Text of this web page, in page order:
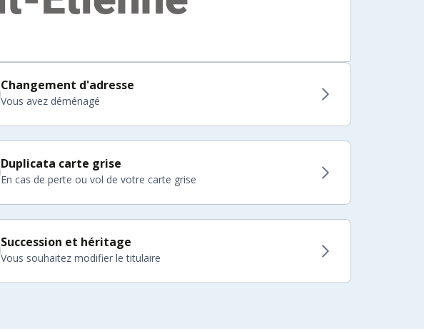
Changement d'adresse
Vous avez déménagé
Duplicata carte grise
En cas de perte ou vol de votre carte grise
Succession et héritage
Vous souhaitez modifier le titulaire